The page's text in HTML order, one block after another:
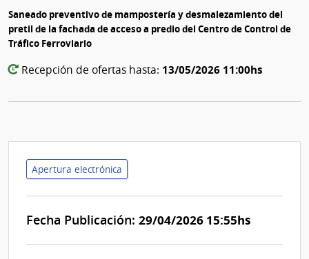
Saneado preventivo de mampostería y desmalezamiento del
pretil de la fachada de acceso a predio del Centro de Control de
Tráfico Ferroviario
Recepción de ofertas hasta: 13/05/2026 11:00hs
Apertura electrónica
Fecha Publicación: 29/04/2026 15:55hs